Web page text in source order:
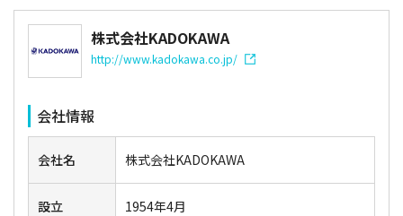
株式会社KADOKAWA
http://www.kadokawa.co.jp/
会社情報
会社名 株式会社KADOKAWA
設立 1954年4月